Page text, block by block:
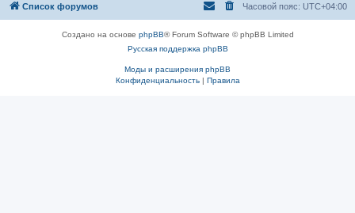
Список форумов Часовой пояс: UTC+04:00
Создано на основе phpBB® Forum Software © phpBB Limited
Русская поддержка phpBB
Моды и расширения phpBB
Конфиденциальность| Правила